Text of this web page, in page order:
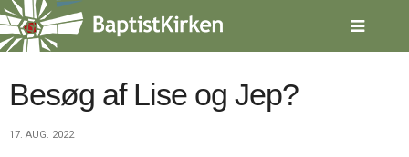
Spring
menu
over
gå
tilbage
Besøg af Lise og Jep?
17. AUG. 2022